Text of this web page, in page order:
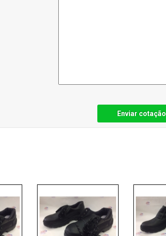
Enviar cotação